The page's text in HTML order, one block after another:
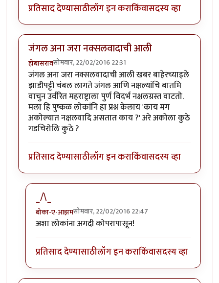
प्रतिसाद देण्यासाठीलॉग इन कराकिंवासदस्य व्हा
जंगल अना जरा नक्सलवादाची आली
होबासरावसोमवार, 22/02/2016 22:31
जंगल अना जरा नक्सलवादाची आली खबर बाहेरच्याइले
झाडीपट्टी चंबल लागते जंगल आणि नक्षल्यांचि बातमि
वाचुन उर्वरित महराष्ट्राला पुर्ण विदर्भ नक्षलग्रस्त वाटतो.
मला हि पुष्कळ लोकांनि हा प्रश्न केलाय 'काय मग
अकोल्यात नक्षलवादि असतात काय ?' अरे अकोला कुठे
गडचिरोलि कुठे ?
प्रतिसाद देण्यासाठीलॉग इन कराकिंवासदस्य व्हा
_/\_
बोका-ए-आझमसोमवार, 22/02/2016 22:47
In reply toजंगल अना जरा नक्सलवादाची आली
अशा लोकांना अगदी कोपरापासून!
प्रतिसाद देण्यासाठीलॉग इन कराकिंवासदस्य व्हा